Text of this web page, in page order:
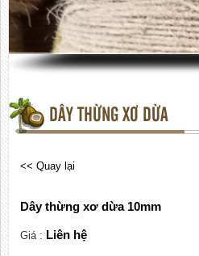
DÂY THỪNG XƠ DỪA
<< Quay lại
Dây thừng xơ dừa 10mm
Giá : Liên hệ